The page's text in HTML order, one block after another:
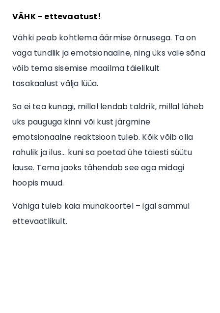
VÄHK – ettevaatust!
Vähki peab kohtlema äärmise õrnusega. Ta on
väga tundlik ja emotsionaalne, ning üks vale sõna
võib tema sisemise maailma täielikult
tasakaalust välja lüüa.
Sa ei tea kunagi, millal lendab taldrik, millal läheb
uks pauguga kinni või kust järgmine
emotsionaalne reaktsioon tuleb. Kõik võib olla
rahulik ja ilus… kuni sa poetad ühe täiesti süütu
lause. Tema jaoks tähendab see aga midagi
hoopis muud.
Vähiga tuleb käia munakoortel – igal sammul
ettevaatlikult.